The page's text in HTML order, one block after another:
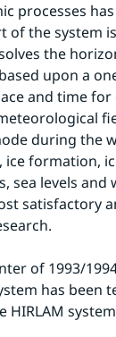
processes
of the system
the
upon a
and time
during the
ice formation,
sea levels
satisfactory
of 1993/
has
HIRLAM